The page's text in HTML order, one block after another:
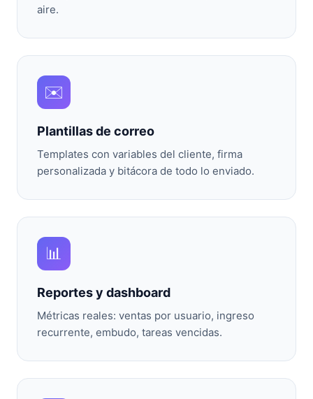
aire.
✉️
Plantillas de correo
Templates con variables del cliente, firma
personalizada y bitácora de todo lo enviado.
📊
Reportes y dashboard
Métricas reales: ventas por usuario, ingreso
recurrente, embudo, tareas vencidas.